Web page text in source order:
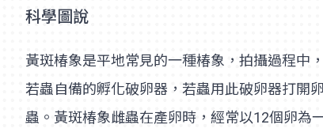
科學圖說
黃斑椿象是平地常見的一種椿象，拍攝過程中
若蟲自備的孵化破卵器，若蟲用此破卵器打開
蟲。黃斑椿象雌蟲在產卵時，經常以12個卵為